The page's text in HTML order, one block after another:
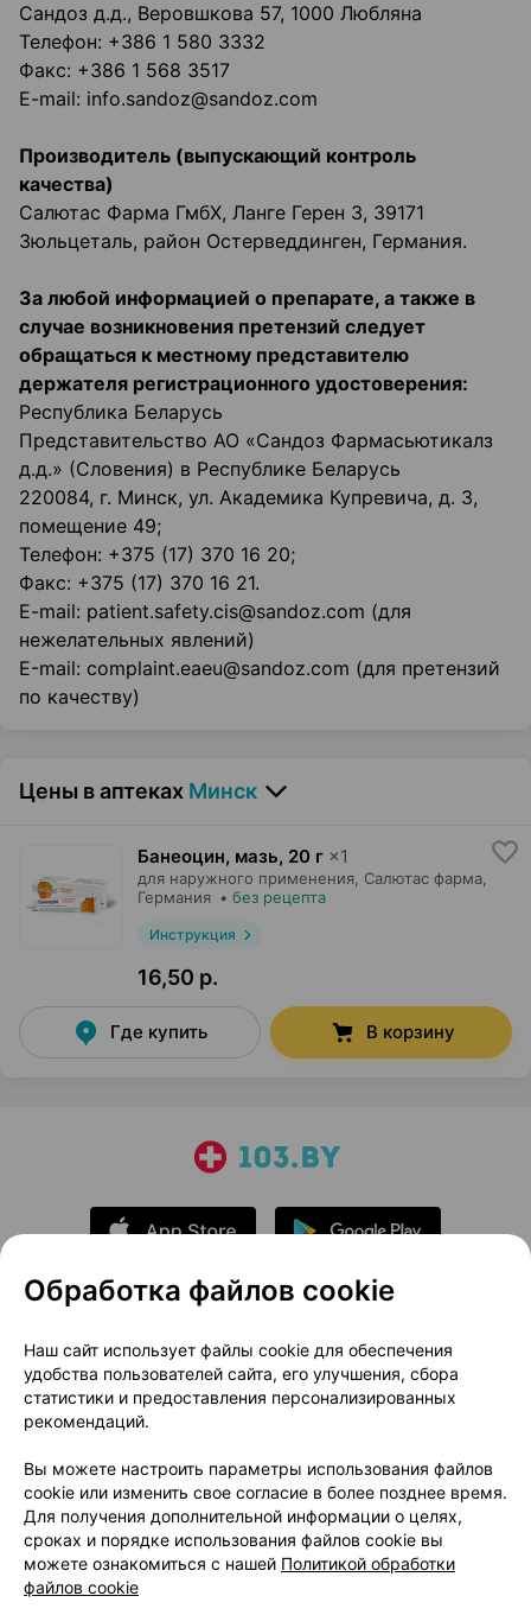
Сандоз д.д., Веровшкова 57, 1000 Любляна
Телефон: +386 1 580 3332
Факс: +386 1 568 3517
E-mail: info.sandoz@sandoz.com
Производитель (выпускающий контроль
качества)
Салютас Фарма ГмбХ, Ланге Герен 3, 39171
Зюльцеталь, район Остерведдинген, Германия.
За любой информацией о препарате, а также в
случае возникновения претензий следует
обращаться к местному представителю
держателя регистрационного удостоверения:
Республика Беларусь
Представительство АО «Сандоз Фармасьютикалз
д.д.» (Словения) в Республике Беларусь
220084, г. Минск, ул. Академика Купревича, д. 3,
помещение 49;
Телефон: +375 (17) 370 16 20;
Факс: +375 (17) 370 16 21.
E-mail: patient.safety.cis@sandoz.com (для
нежелательных явлений)
Е-mail: complaint.eaeu@sandoz.com (для претензий
по качеству)
Цены в аптеках Минск
Банеоцин, мазь, 20 г ×1
для наружного применения, Салютас фарма,
Германия • без рецепта
Инструкция
16,50 р.
Где купить В корзину
О проекте
Новости проекта
Размещение рекламы
Медицинский маркетинг
Публичный договор
Доставка
Способы оплаты
Вакансии
Партнеры
Написать руководителю 103.by
Написать в поддержку
Персональные настройки Cookie
Обработка файлов cookie
Наш сайт использует файлы cookie для обеспечения
удобства пользователей сайта, его улучшения, сбора
статистики и предоставления персонализированных
рекомендаций.
Вы можете настроить параметры использования файлов
cookie или изменить свое согласие в более позднее время.
Для получения дополнительной информации о целях,
сроках и порядке использования файлов cookie вы
можете ознакомиться с нашей Политикой обработки
файлов cookie